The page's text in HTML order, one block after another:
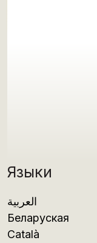
Языки
العربية
Беларуская
Català